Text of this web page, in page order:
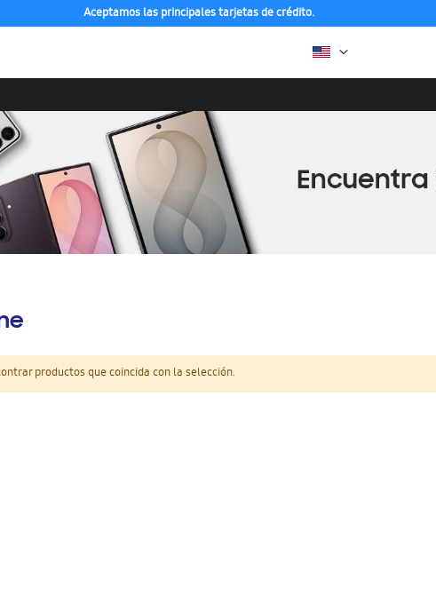
Aceptamos las principales tarjetas de crédito.
productos que coincida con la selección.